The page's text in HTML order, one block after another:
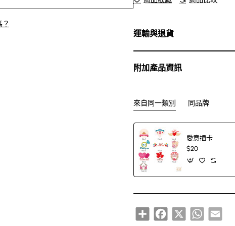
運輸與退貨
附加產品資訊
來自同一類別 同品牌
愛意插卡
$20
ShareFacebook
X WhatsApp
Email